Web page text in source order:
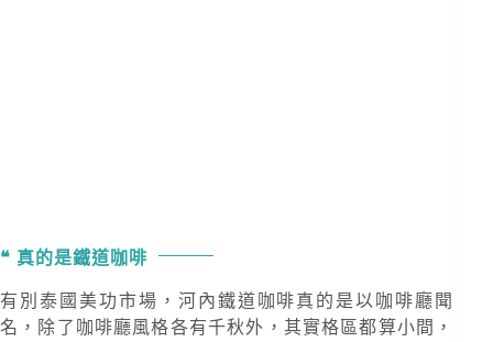
真的是鐵道咖啡
有別泰國美功市場，河內鐵道咖啡真的是以咖啡廳聞
名，除了咖啡廳風格各有千秋外，其實格區都算小間，